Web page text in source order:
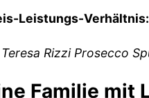
Leistungs-Verhältnis:
Rizzi Prosecco
Familie